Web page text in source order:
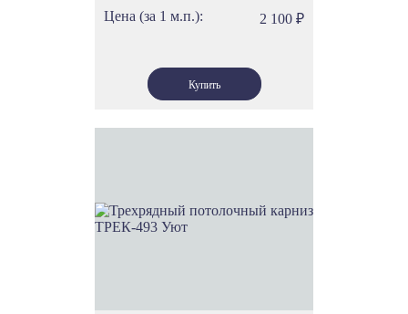
Цена (за 1 м.п.):
2 100 ₽